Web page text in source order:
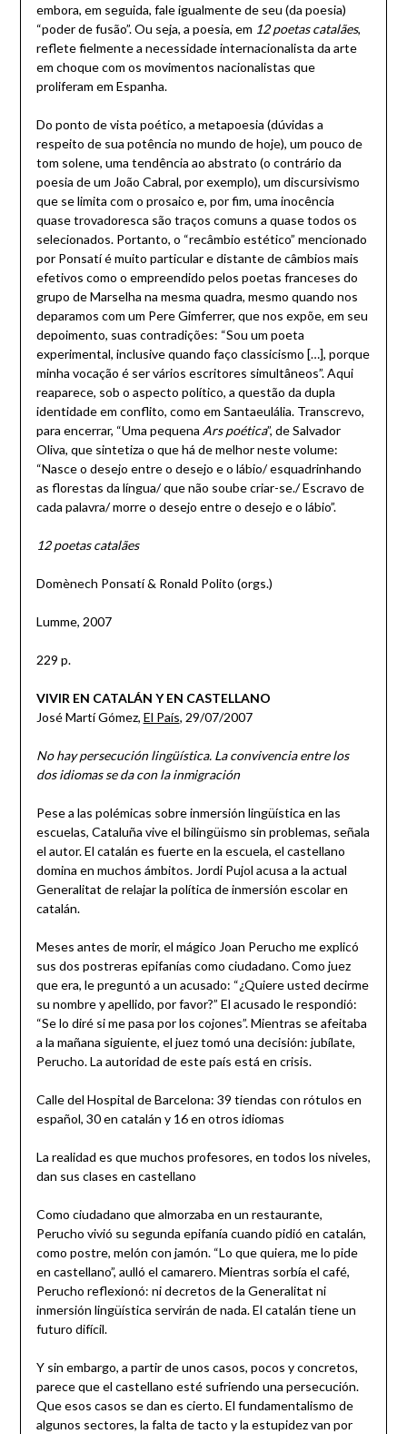
embora, em seguida, fale igualmente de seu (da poesia)
“poder de fusão”. Ou seja, a poesia, em 12 poetas catalães,
reflete fielmente a necessidade internacionalista da arte
em choque com os movimentos nacionalistas que
proliferam em Espanha.
Do ponto de vista poético, a metapoesia (dúvidas a
respeito de sua potência no mundo de hoje), um pouco de
tom solene, uma tendência ao abstrato (o contrário da
poesia de um João Cabral, por exemplo), um discursivismo
que se limita com o prosaico e, por fim, uma inocência
quase trovadoresca são traços comuns a quase todos os
selecionados. Portanto, o “recâmbio estético” mencionado
por Ponsatí é muito particular e distante de câmbios mais
efetivos como o empreendido pelos poetas franceses do
grupo de Marselha na mesma quadra, mesmo quando nos
deparamos com um Pere Gimferrer, que nos expõe, em seu
depoimento, suas contradições: “Sou um poeta
experimental, inclusive quando faço classicismo […], porque
minha vocação é ser vários escritores simultâneos”. Aqui
reaparece, sob o aspecto político, a questão da dupla
identidade em conflito, como em Santaeulália. Transcrevo,
para encerrar, “Uma pequena Ars poética”, de Salvador
Oliva, que sintetiza o que há de melhor neste volume:
“Nasce o desejo entre o desejo e o lábio/ esquadrinhando
as florestas da língua/ que não soube criar-se./ Escravo de
cada palavra/ morre o desejo entre o desejo e o lábio”.
12 poetas catalães
Domènech Ponsatí & Ronald Polito (orgs.)
Lumme, 2007
229 p.
VIVIR EN CATALÁN Y EN CASTELLANO
José Martí Gómez, El País, 29/07/2007
No hay persecución lingüística. La convivencia entre los
dos idiomas se da con la inmigración
Pese a las polémicas sobre inmersión lingüística en las
escuelas, Cataluña vive el bilingüismo sin problemas, señala
el autor. El catalán es fuerte en la escuela, el castellano
domina en muchos ámbitos. Jordi Pujol acusa a la actual
Generalitat de relajar la política de inmersión escolar en
catalán.
Meses antes de morir, el mágico Joan Perucho me explicó
sus dos postreras epifanías como ciudadano. Como juez
que era, le preguntó a un acusado: “¿Quiere usted decirme
su nombre y apellido, por favor?” El acusado le respondió:
“Se lo diré si me pasa por los cojones”. Mientras se afeitaba
a la mañana siguiente, el juez tomó una decisión: jubílate,
Perucho. La autoridad de este país está en crisis.
Calle del Hospital de Barcelona: 39 tiendas con rótulos en
español, 30 en catalán y 16 en otros idiomas
La realidad es que muchos profesores, en todos los niveles,
dan sus clases en castellano
Como ciudadano que almorzaba en un restaurante,
Perucho vivió su segunda epifanía cuando pidió en catalán,
como postre, melón con jamón. “Lo que quiera, me lo pide
en castellano”, aulló el camarero. Mientras sorbía el café,
Perucho reflexionó: ni decretos de la Generalitat ni
inmersión lingüística servirán de nada. El catalán tiene un
futuro difícil.
Y sin embargo, a partir de unos casos, pocos y concretos,
parece que el castellano esté sufriendo una persecución.
Que esos casos se dan es cierto. El fundamentalismo de
algunos sectores, la falta de tacto y la estupidez van por